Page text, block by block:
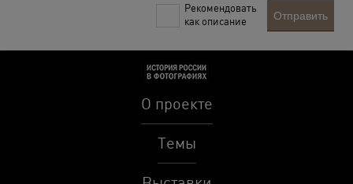
Рекомендовать
как описание
Отправить
О проекте
Темы